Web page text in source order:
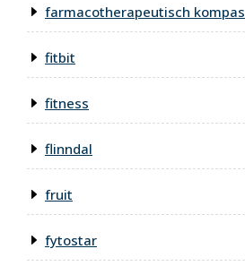
farmacotherapeutisch kompas
fitbit
fitness
flinndal
fruit
fytostar